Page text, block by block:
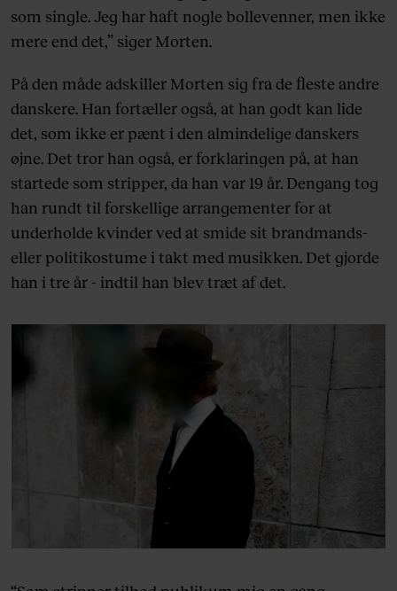
som single. Jeg har haft nogle bollevenner, men ikke
mere end det,” siger Morten.
På den måde adskiller Morten sig fra de fleste andre
danskere. Han fortæller også, at han godt kan lide
det, som ikke er pænt i den almindelige danskers
øjne. Det tror han også, er forklaringen på, at han
startede som stripper, da han var 19 år. Dengang tog
han rundt til forskellige arrangementer for at
underholde kvinder ved at smide sit brandmands-
eller politikostume i takt med musikken. Det gjorde
han i tre år - indtil han blev træt af det.